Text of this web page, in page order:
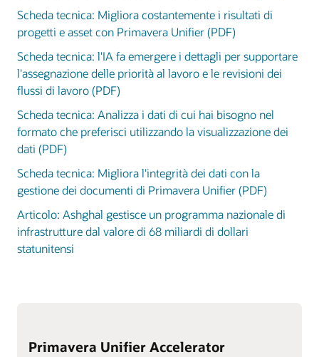
Scheda tecnica: Migliora costantemente i risultati di
progetti e asset con Primavera Unifier (PDF)
Scheda tecnica: l'IA fa emergere i dettagli per supportare
l'assegnazione delle priorità al lavoro e le revisioni dei
flussi di lavoro (PDF)
Scheda tecnica: Analizza i dati di cui hai bisogno nel
formato che preferisci utilizzando la visualizzazione dei
dati (PDF)
Scheda tecnica: Migliora l'integrità dei dati con la
gestione dei documenti di Primavera Unifier (PDF)
Articolo: Ashghal gestisce un programma nazionale di
infrastrutture dal valore di 68 miliardi di dollari
statunitensi
Primavera Unifier Accelerator